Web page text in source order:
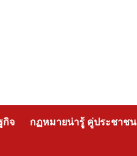
กิจ กฏหมายน่ารู้ คู่ประชาชน